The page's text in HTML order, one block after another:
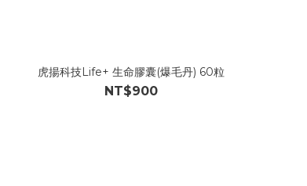
虎揚科技Life+ 生命膠囊(爆毛丹) 60粒
NT$900